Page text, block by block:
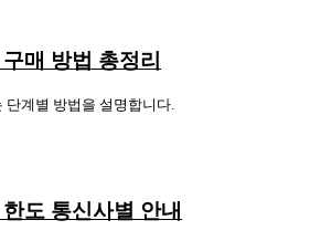
매 방법 총정리
단계별 방법을 설명합니다.
도 통신사별 안내